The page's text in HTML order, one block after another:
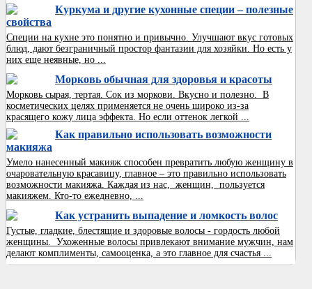
Куркума и другие кухонные специи – полезные
свойства
Специи на кухне это понятно и привычно. Улучшают вкус готовых
блюд, дают безграничный простор фантазии для хозяйки. Но есть у
них еще неявные, но ...
Морковь обычная для здоровья и красоты
Морковь сырая, тертая. Сок из моркови. Вкусно и полезно. В
косметических целях применяется не очень широко из-за
красящего кожу лица эффекта. Но если оттенок легкой ...
Как правильно использовать возможности
макияжа
Умело нанесенный макияж способен превратить любую женщину в
очаровательную красавицу, главное – это правильно использовать
возможности макияжа. Каждая из нас, женщин, пользуется
макияжем. Кто-то ежедневно, ...
Как устранить выпадение и ломкость волос
Густые, гладкие, блестящие и здоровые волосы - гордость любой
женщины. Ухоженные волосы привлекают внимание мужчин, нам
делают комплименты, самооценка, а это главное для счастья ...